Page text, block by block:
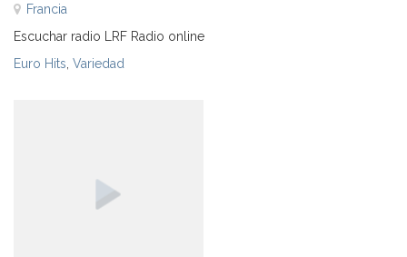
Francia
Escuchar radio LRF Radio online
Euro Hits Variedad